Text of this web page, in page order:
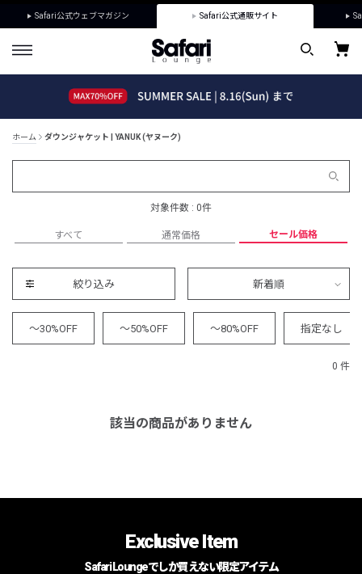
Safari公式ウェブマガジン Safari公式通販サイト
ホーム ダウンジャケット | YANUK (ヤヌーク)
対象件数 : 0件
すべて 通常価格 セール価格
絞り込み 新着順
～30%OFF ～50%OFF ～80%OFF 指定なし
0 件
該当の商品がありません
Exclusive Item
Safari Loungeでしか買えない限定アイテム